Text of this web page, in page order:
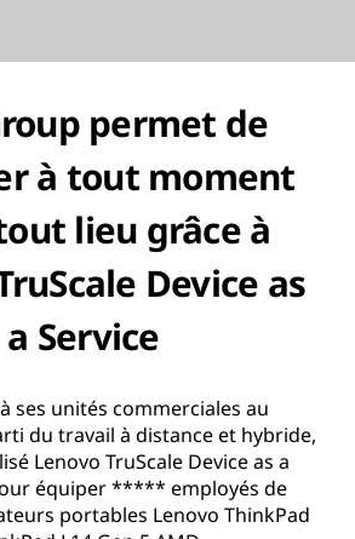
permet de
à tout moment
lieu grâce à
Device as
a Service
ses unités commerciales au
du travail à distance et hybride,
Lenovo TruScale Device as a
équiper ***** employés de
portables Lenovo ThinkPad